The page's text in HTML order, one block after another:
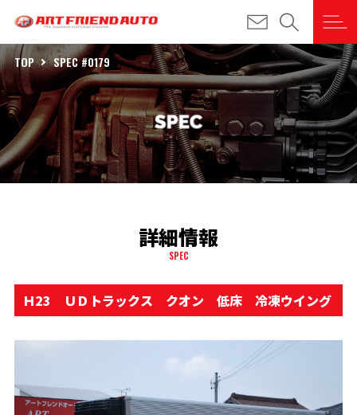
TOP SPEC #0179
詳細情報
SPEC
Ｈ23 ＵＤトラックス クオン 低床 冷凍ウイング